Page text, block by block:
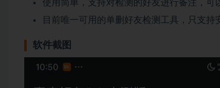
使用简单，支持对检测的好友进行备注，可
目前唯一可用的单删好友检测工具，只支持
软件截图